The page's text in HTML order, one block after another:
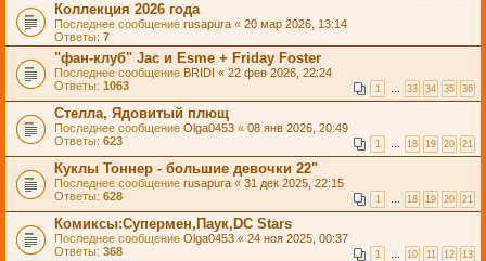
Коллекция 2026 года
Последнее сообщение rusapura « 20 мар 2026, 13:14
Ответы: 7
"фан-клуб" Jac и Esme + Friday Foster
Последнее сообщение BRIDI « 22 фев 2026, 22:24
Ответы: 1063 1 … 33 34 35 36
Стелла, Ядовитый плющ
Последнее сообщение Olga0453 « 08 янв 2026, 20:49
Ответы: 623 1 … 18 19 20 21
Куклы Тоннер - большие девочки 22"
Последнее сообщение rusapura « 31 дек 2025, 22:15
Ответы: 628 1 … 18 19 20 21
Комиксы:Супермен,Паук,DC Stars
Последнее сообщение Olga0453 « 24 ноя 2025, 00:37
Ответы: 368 1 … 10 11 12 13